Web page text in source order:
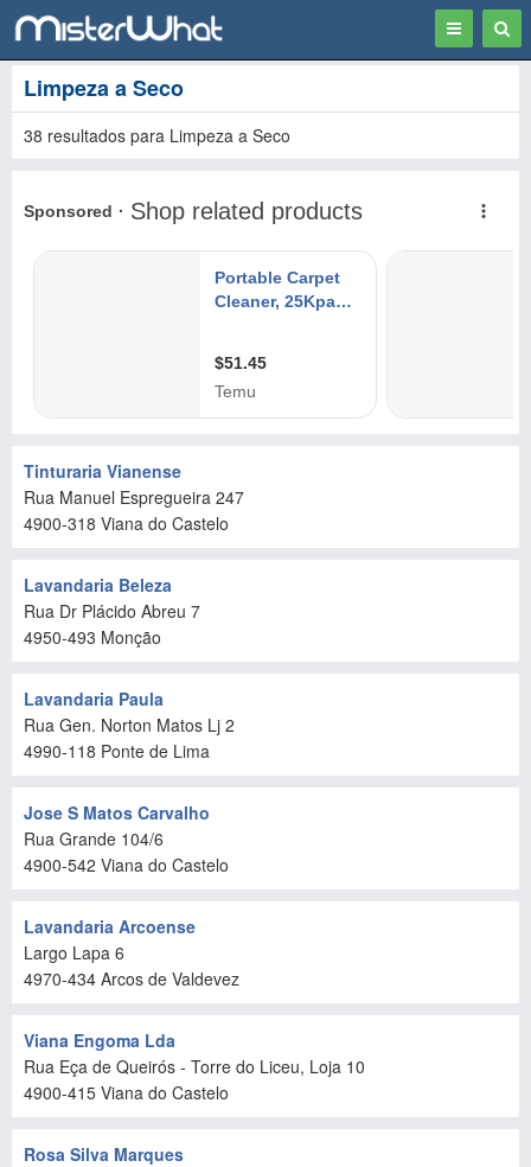
Toggle
navigation
Limpeza a Seco
38 resultados para Limpeza a Seco
Tinturaria Vianense
Rua Manuel Espregueira 247
4900-318 Viana do Castelo
Lavandaria Beleza
Rua Dr Plácido Abreu 7
4950-493 Monção
Lavandaria Paula
Rua Gen. Norton Matos Lj 2
4990-118 Ponte de Lima
Jose S Matos Carvalho
Rua Grande 104/6
4900-542 Viana do Castelo
Lavandaria Arcoense
Largo Lapa 6
4970-434 Arcos de Valdevez
Viana Engoma Lda
Rua Eça de Queirós - Torre do Liceu, Loja 10
4900-415 Viana do Castelo
Rosa Silva Marques